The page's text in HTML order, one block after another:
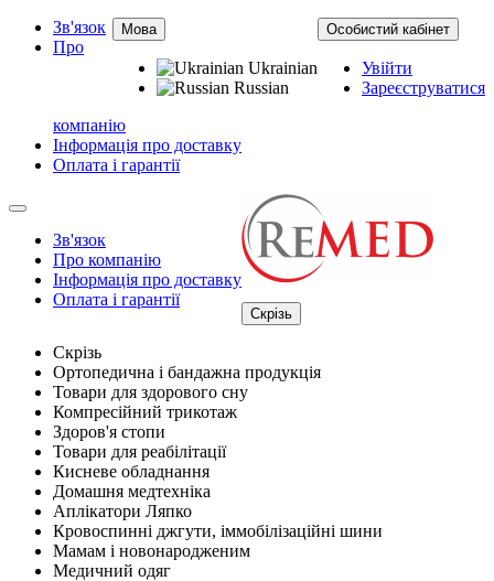
Особистий кабінет
Увійти
Зареєструватися
Мова
Ukrainian
Russian
Зв'язок
Про
компанію
Інформація про доставку
Оплата і гарантії
Зв'язок
Про компанію
Інформація про доставку
Оплата і гарантії
Скрізь
Скрізь
Ортопедична і бандажна продукція
Товари для здорового сну
Компресійний трикотаж
Здоров'я стопи
Товари для реабілітації
Кисневе обладнання
Домашня медтехніка
Аплікатори Ляпко
Кровоспинні джгути, іммобілізаційні шини
Мамам і новонародженим
Медичний одяг